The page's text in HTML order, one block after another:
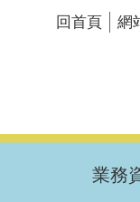
回首頁 網
業務